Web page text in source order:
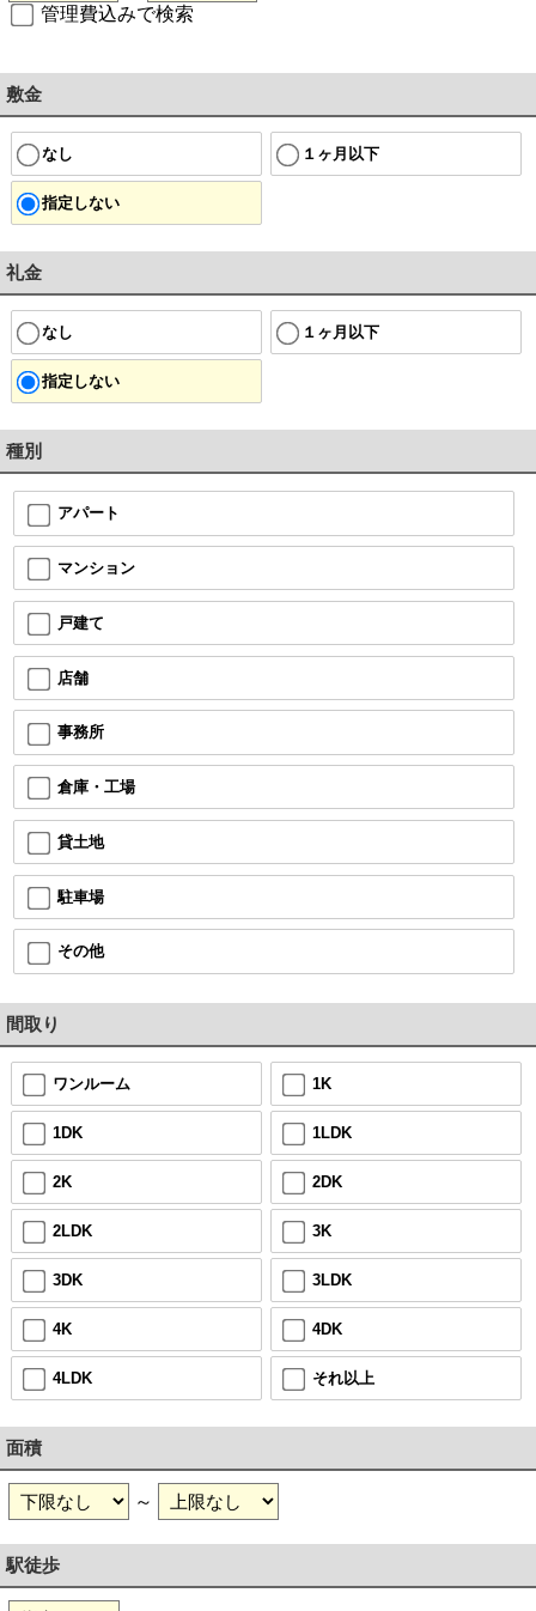
管理費込みで検索
敷金
なし １ヶ月以下
指定しない
礼金
なし １ヶ月以下
指定しない
種別
アパート
マンション
戸建て
店舗
事務所
倉庫・工場
貸土地
駐車場
その他
間取り
ワンルーム 1K
1DK 1LDK
2K 2DK
2LDK 3K
3DK 3LDK
4K 4DK
4LDK それ以上
面積
～
駅徒歩